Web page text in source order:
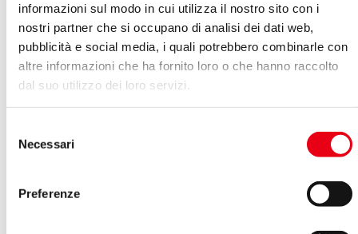
informazioni sul modo in cui utilizza il nostro sito con i
nostri partner che si occupano di analisi dei dati web,
pubblicità e social media, i quali potrebbero combinarle con
altre informazioni che ha fornito loro o che hanno raccolto
dal suo utilizzo dei loro servizi.
delNecessari
Preferenze